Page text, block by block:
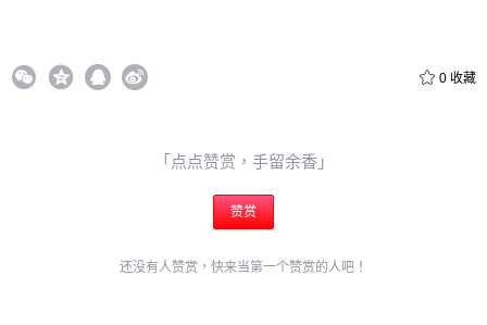
0 收藏
「点点赞赏，手留余香」
赞赏
还没有人赞赏，快来当第一个赞赏的人吧！